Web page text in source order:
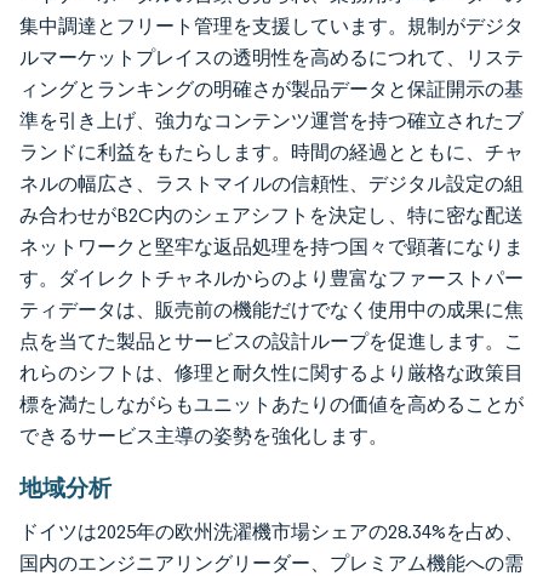
集中調達とフリート管理を支援しています。規制がデジタ
ルマーケットプレイスの透明性を高めるにつれて、リステ
ィングとランキングの明確さが製品データと保証開示の基
準を引き上げ、強力なコンテンツ運営を持つ確立されたブ
ランドに利益をもたらします。時間の経過とともに、チャ
ネルの幅広さ、ラストマイルの信頼性、デジタル設定の組
み合わせがB2C内のシェアシフトを決定し、特に密な配送
ネットワークと堅牢な返品処理を持つ国々で顕著になりま
す。ダイレクトチャネルからのより豊富なファーストパー
ティデータは、販売前の機能だけでなく使用中の成果に焦
点を当てた製品とサービスの設計ループを促進します。こ
れらのシフトは、修理と耐久性に関するより厳格な政策目
標を満たしながらもユニットあたりの価値を高めることが
できるサービス主導の姿勢を強化します。
地域分析
ドイツは2025年の欧州洗濯機市場シェアの28.34%を占め、
国内のエンジニアリングリーダー、プレミアム機能への需